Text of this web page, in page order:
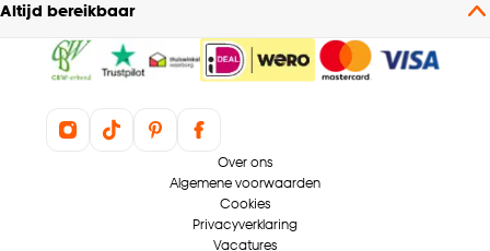
Altijd bereikbaar
Over ons
Algemene voorwaarden
Cookies
Privacyverklaring
Vacatures